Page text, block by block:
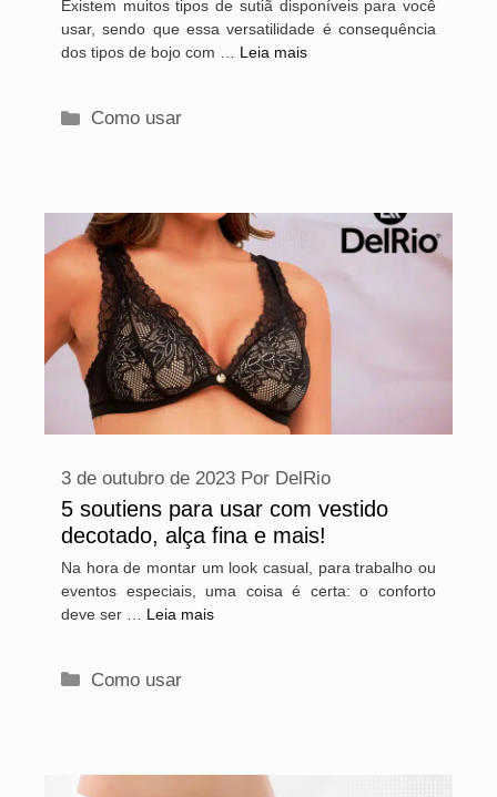
Existem muitos tipos de sutiã disponíveis para você
usar, sendo que essa versatilidade é consequência
dos tipos de bojo com … Leia mais
Categorias
Como usar
5 soutiens para usar com vestido
decotado, alça fina e mais!
3 de outubro de 2023 Por DelRio
Na hora de montar um look casual, para trabalho ou
eventos especiais, uma coisa é certa: o conforto
deve ser … Leia mais
Categorias
Como usar